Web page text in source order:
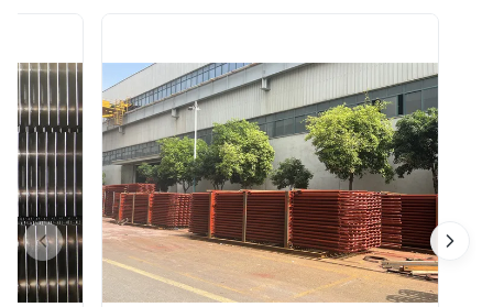
اساسي GB / T8162 و GB / T8163 و GB / T3094 و ASTM
A 500 و ASTM A 501 و ASTM A 519 و JIS ...